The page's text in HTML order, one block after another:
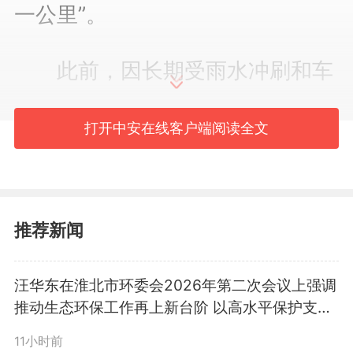
一公里”。
此前，因长期受雨水冲刷和车
辆碾压，村内通往八队和九队温室
大棚的道路破损严重，路面坑洼不
产品带来极大不便，还存在安全隐
患。接到村民反映后，村委会立即
实地勘察道路情况，制定修缮方
案。村干部们主动对接相关部门，
打开中安在线客户端阅读全文
推荐新闻
汪华东在淮北市环委会2026年第二次会议上强调
推动生态环保工作再上新台阶 以高水平保护支撑
11小时前